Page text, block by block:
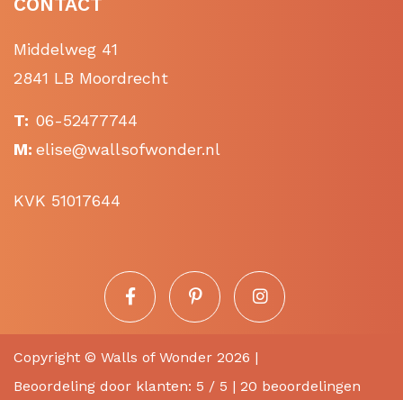
Middelweg 41
2841 LB Moordrecht
T: 06-52477744
M: elise@wallsofwonder.nl
KVK 51017644
Copyright © Walls of Wonder 2026 |
Beoordeling door klanten: 5 / 5 | 20 beoordelingen